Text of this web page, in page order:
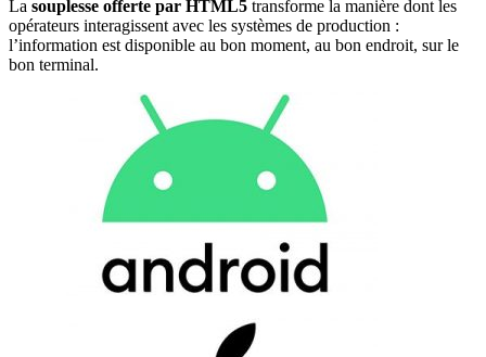
La souplesse offerte par HTML5 transforme la manière dont les
opérateurs interagissent avec les systèmes de production :
l’information est disponible au bon moment, au bon endroit, sur le
bon terminal.